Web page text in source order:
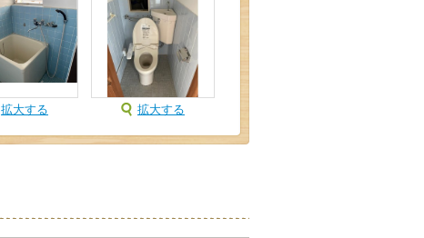
拡大する 拡大する